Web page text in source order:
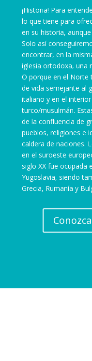
¡Historia! Para
lo que tiene para
en su historia,
Solo así
encontrar, en la
iglesia ortodoxa, una
O porque en el Norte
de vida semejante al
italiano y en el
turco/musulmán.
de la confluencia de
pueblos, religiones e
caldera de naciones.
en el suroeste
siglo XX fue ocupada
Yugoslavia, siendo
Grecia, Rumanía y